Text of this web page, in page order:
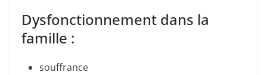
Dysfonctionnement dans la
famille :
souffrance